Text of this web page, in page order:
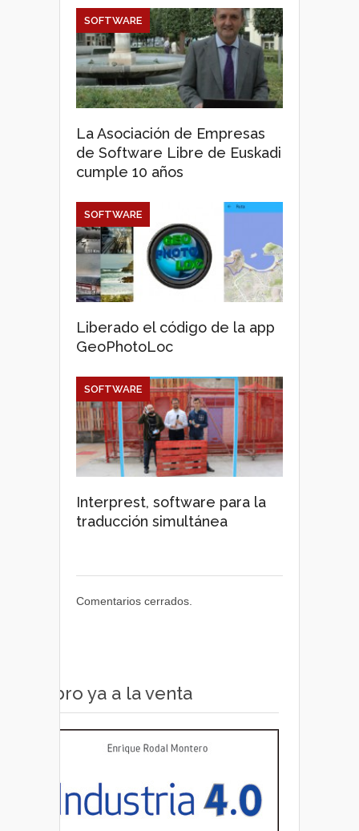
La Asociación de Empresas
de Software Libre de Euskadi
cumple 10 años
SOFTWARE
Liberado el código de la app
GeoPhotoLoc
SOFTWARE
Interprest, software para la
traducción simultánea
SOFTWARE
Comentarios cerrados.
Libro ya a la venta